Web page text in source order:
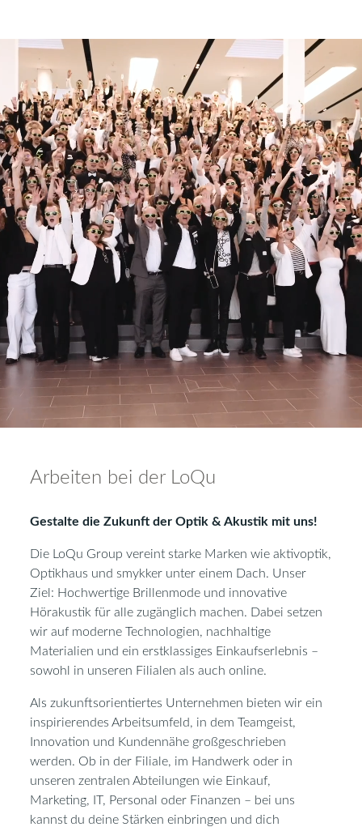
Karriereseite und Stellenangebote – LoQu
Arbeiten bei der LoQu
Gestalte die Zukunft der Optik & Akustik mit uns!
Die LoQu Group vereint starke Marken wie aktivoptik,
Optikhaus und smykker unter einem Dach. Unser
Ziel: Hochwertige Brillenmode und innovative
Hörakustik für alle zugänglich machen. Dabei setzen
wir auf moderne Technologien, nachhaltige
Materialien und ein erstklassiges Einkaufserlebnis –
sowohl in unseren Filialen als auch online.
Als zukunftsorientiertes Unternehmen bieten wir ein
inspirierendes Arbeitsumfeld, in dem Teamgeist,
Innovation und Kundennähe großgeschrieben
werden. Ob in der Filiale, im Handwerk oder in
unseren zentralen Abteilungen wie Einkauf,
Marketing, IT, Personal oder Finanzen – bei uns
kannst du deine Stärken einbringen und dich